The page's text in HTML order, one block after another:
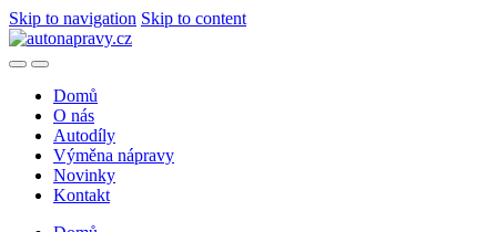
Skip to navigation Skip to content
Domů
O nás
Autodíly
Výměna nápravy
Novinky
Kontakt